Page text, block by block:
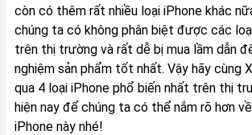
còn có thêm rất nhiều loại iPhone khác
chúng ta có không phân biệt được các
trên thị trường và rất dễ bị mua lầm dẫn
nghiệm sản phẩm tốt nhất. Vậy hãy cùng
qua 4 loại iPhone phổ biến nhất trên thị
hiện nay để chúng ta có thể nắm rõ hơn
iPhone này nhé!